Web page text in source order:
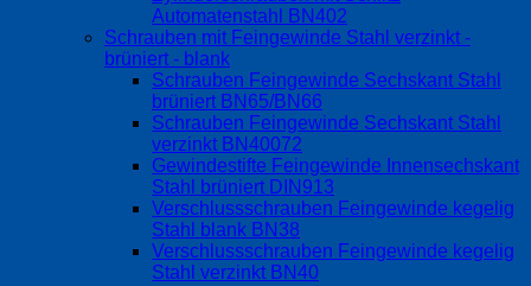
Automatenstahl BN402
Schrauben mit Feingewinde Stahl verzinkt -
brüniert - blank
Schrauben Feingewinde Sechskant Stahl
brüniert BN65/BN66
Schrauben Feingewinde Sechskant Stahl
verzinkt BN40072
Gewindestifte Feingewinde Innensechskant
Stahl brüniert DIN913
Verschlussschrauben Feingewinde kegelig
Stahl blank BN38
Verschlussschrauben Feingewinde kegelig
Stahl verzinkt BN40